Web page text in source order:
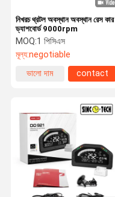
নিখরচ থ্রটল অবস্থান অবস্থান রেস কার
ড্যাশবোর্ড 9000rpm
MOQ:1 পিসিএস
মূল্য:negotiable
ভালো দাম
contact